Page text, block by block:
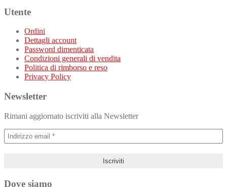
Utente
Ordini
Dettagli account
Password dimenticata
Condizioni generali di vendita
Politica di rimborso e reso
Privacy Policy
Newsletter
Rimani aggiornato iscriviti alla Newsletter
Dove siamo